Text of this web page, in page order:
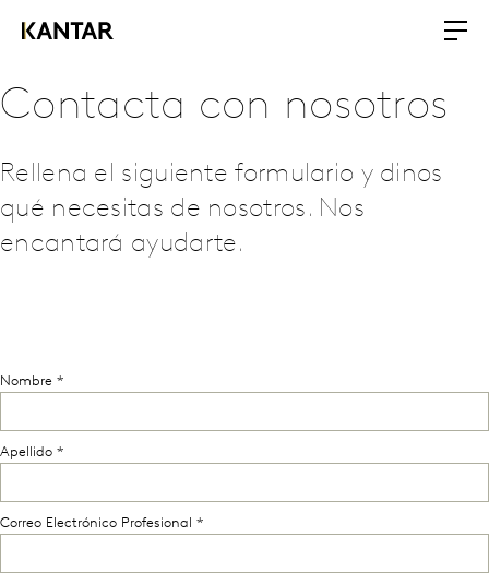
Contacta con nosotros
Rellena el siguiente formulario y dinos
qué necesitas de nosotros. Nos
encantará ayudarte.